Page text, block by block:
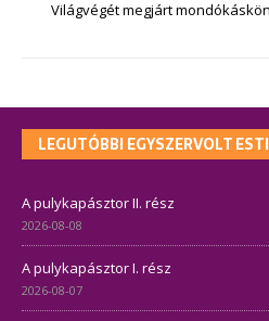
Világvégét megjárt
LEGUTÓBBI EGYSZERVOLT
A pulykapásztor II. rész
2026-08-08
A pulykapásztor I. rész
2026-08-07